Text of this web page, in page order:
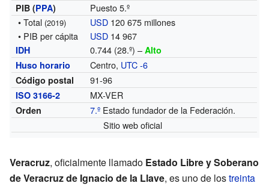
PIB (PPA)
Puesto 5.º
• Total (2019) USD 120 675 millones
• PIB per cápita
USD 14 967
IDH 0.744 (28.º) –Alto
Huso horario
Centro, UTC -6
Código postal 91-96
ISO 3166-2 MX-VER
Orden 7.º Estado fundador de la Federación.
Sitio web oficial
Veracruz, oficialmente llamado Estado Libre y Soberano
de Veracruz de Ignacio de la Llave, es uno de lostreinta